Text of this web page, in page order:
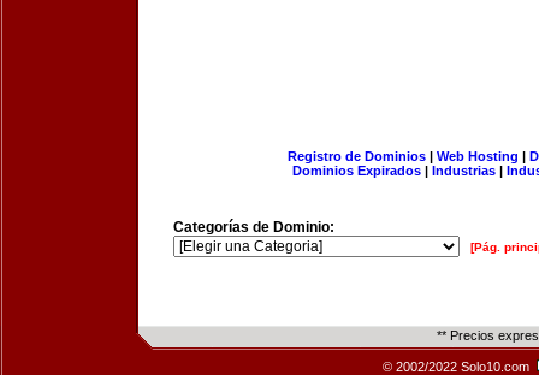
Registro de Dominios| Web Hosting |
Dominios Expirados | Industrias |
Categorías de Dominio:
[Pág.
** Precios
© 2002/2022 Solo10.com